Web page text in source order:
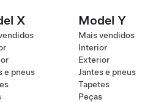
X
e pneus
Model Y
Mais vendidos
Interior
Exterior
Jantes e pneus
Tapetes
Peças